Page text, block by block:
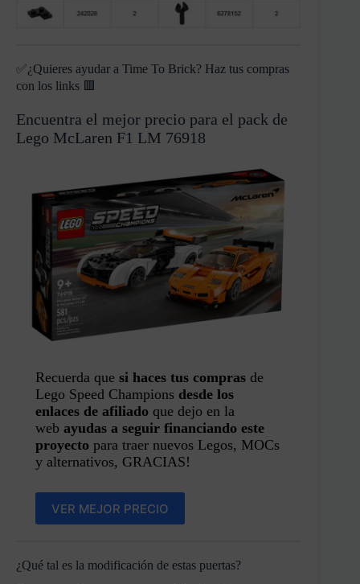
✅¿Quieres ayudar a Time To Brick? Haz tus compras
con los links 🟥
Encuentra el mejor precio para el pack de
Lego McLaren F1 LM 76918
Recuerda que si haces tus compras de
Lego Speed Champions desde los
enlaces de afiliado que dejo en la
web ayudas a seguir financiando este
proyecto para traer nuevos Legos, MOCs
y alternativos, GRACIAS!
VER MEJOR PRECIO
¿Qué tal es la modificación de estas puertas?